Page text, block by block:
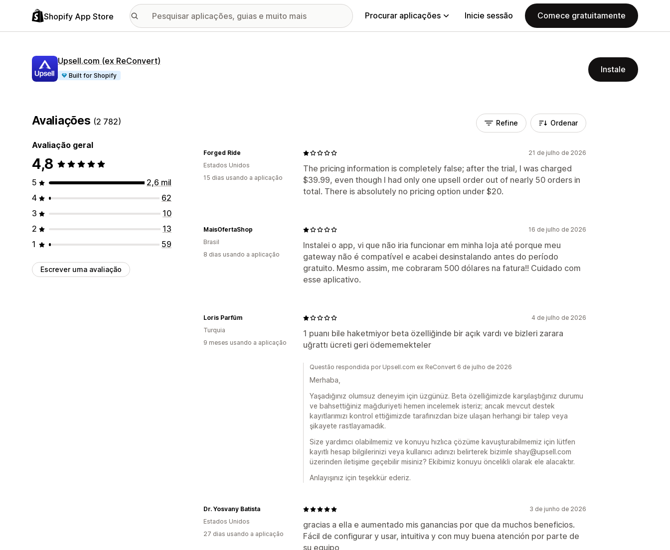
Shopify App Store Procurar aplicações Inicie sessão Comece gratuitamente
Upsell.com (ex ReConvert)
Built for Shopify
Instale
Avaliações (2 782)
Avaliação geral
4,8
5
2,6 mil
4
62
3
10
2
13
1
59
Escrever uma avaliação
Refine Ordenar
21 de julho de 2026
The pricing information is completely false; after the trial, I was charged
$39.99, even though I had only one upsell order out of nearly 50 orders in
total. There is absolutely no pricing option under $20.
Forged Ride
Estados Unidos
15 dias usando a aplicação
16 de julho de 2026
Instalei o app, vi que não iria funcionar em minha loja até porque meu
gateway não é compatível e acabei desinstalando antes do período
gratuito. Mesmo assim, me cobraram 500 dólares na fatura!! Cuidado com
esse aplicativo.
MaisOfertaShop
Brasil
8 dias usando a aplicação
4 de julho de 2026
1 puanı bile haketmiyor beta özelliğinde bir açık vardı ve bizleri zarara
uğrattı ücreti geri ödememekteler
Loris Parfüm
Turquia
9 meses usando a aplicação
Questão respondida por Upsell.com ex ReConvert 6 de julho de 2026
Merhaba,
Yaşadığınız olumsuz deneyim için üzgünüz. Beta özelliğimizde karşılaştığınız durumu
ve bahsettiğiniz mağduriyeti hemen incelemek isteriz; ancak mevcut destek
kayıtlarımızı kontrol ettiğimizde tarafınızdan bize ulaşan herhangi bir talep veya
şikayete rastlayamadık.
Size yardımcı olabilmemiz ve konuyu hızlıca çözüme kavuşturabilmemiz için lütfen
kayıtlı hesap bilgilerinizi veya kullanıcı adınızı belirterek bizimle shay@upsell.com
üzerinden iletişime geçebilir misiniz? Ekibimiz konuyu öncelikli olarak ele alacaktır.
Anlayışınız için teşekkür ederiz.
3 de junho de 2026
gracias a ella e aumentado mis ganancias por que da muchos beneficios.
Fácil de configurar y usar, intuitiva y con muy buena atención por parte de
su equipo
Dr. Yosvany Batista
Estados Unidos
27 dias usando a aplicação